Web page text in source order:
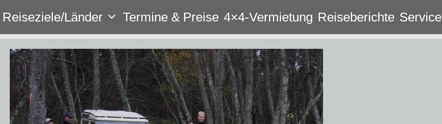
Inhalt
Reiseziele/Länder Termine & Preise 4×4-Vermietung Reiseberichte Service